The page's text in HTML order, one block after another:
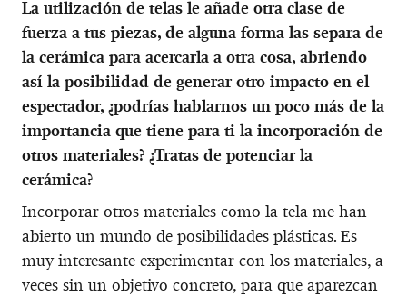
La utilización de telas le añade otra clase de
fuerza a tus piezas, de alguna forma las separa de
la cerámica para acercarla a otra cosa, abriendo
así la posibilidad de generar otro impacto en el
espectador, ¿podrías hablarnos un poco más de la
importancia que tiene para ti la incorporación de
otros materiales? ¿Tratas de potenciar la
cerámica?
Incorporar otros materiales como la tela me han
abierto un mundo de posibilidades plásticas. Es
muy interesante experimentar con los materiales, a
veces sin un objetivo concreto, para que aparezcan